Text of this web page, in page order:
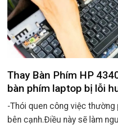
Thay Bàn Phím HP
bàn phím laptop bị lỗi
-Thói quen công việc
bên cạnh.Điều này sẽ làm